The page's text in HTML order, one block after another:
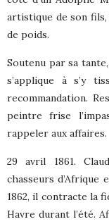
artistique de son fils,
de poids.
Soutenu par sa
s’applique à s’y
recommandation.
peintre frise
rappeler aux affaires.
29 avril 1861.
chasseurs
1862, il contracte la
Havre durant l’été.